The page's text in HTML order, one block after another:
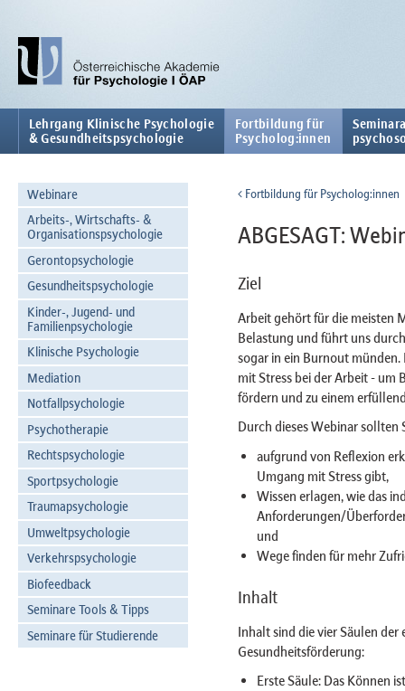
Lehrgang Klinische Psychologie
& Gesundheitspsychologie
Fortbildung für
Psycholog:innen
Webinare
Arbeits-, Wirtschafts- &
Organisationspsychologie
Gerontopsychologie
Gesundheitspsychologie
Kinder-, Jugend- und
Familienpsychologie
Klinische Psychologie
Mediation
Notfallpsychologie
Psychotherapie
Rechtspsychologie
Sportpsychologie
Traumapsychologie
Umweltpsychologie
Verkehrspsychologie
Biofeedback
Seminare Tools & Tipps
Seminare für Studierende
Fortbildung für Psycholog:innen
ABGESAGT:
Ziel
Arbeit gehört für die meisten
Belastung und führt uns
sogar in ein Burnout
mit Stress bei der Arbeit - um
fördern und zu einem
Durch dieses Webinar sollten
aufgrund von Reflexion
Umgang mit Stress gibt,
Wissen erlagen, wie das
Anforderungen/
und
Wege finden für mehr
Inhalt
Inhalt sind die vier Säulen
Gesundheitsförderung:
Erste Säule: Das Können